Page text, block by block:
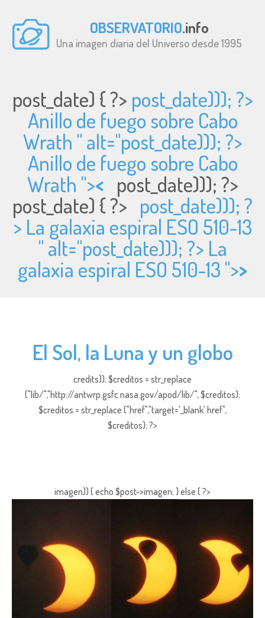
OBSERVATORIO.info
Una imagen diaria del Universo desde 1995
post_date) { ?> post_date))); ?>
Anillo de fuego sobre Cabo
Wrath " alt="post_date))); ?>
Anillo de fuego sobre Cabo
Wrath ">< post_date))); ?>
post_date) { ?> post_date))); ?
> La galaxia espiral ESO 510-13
" alt="post_date))); ?> La
galaxia espiral ESO 510-13 ">>
El Sol, la Luna y un globo
credits)); $creditos = str_replace
("lib/","http://antwrp.gsfc.nasa.gov/apod/lib/", $creditos);
$creditos = str_replace ("href","target='_blank' href",
$creditos); ?>
imagen)) { echo $post->imagen; } else { ?>